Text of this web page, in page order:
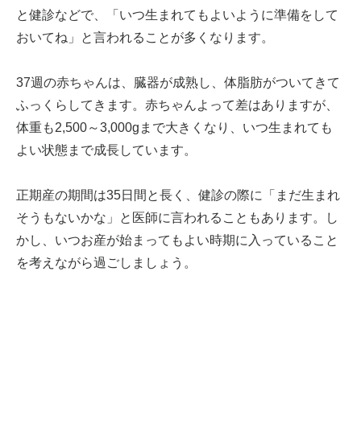
と健診などで、「いつ生まれてもよいように準備をして
おいてね」と言われることが多くなります。
37週の赤ちゃんは、臓器が成熟し、体脂肪がついてきて
ふっくらしてきます。赤ちゃんよって差はありますが、
体重も2,500～3,000gまで大きくなり、いつ生まれても
よい状態まで成長しています。
正期産の期間は35日間と長く、健診の際に「まだ生まれ
そうもないかな」と医師に言われることもあります。し
かし、いつお産が始まってもよい時期に入っていること
を考えながら過ごしましょう。